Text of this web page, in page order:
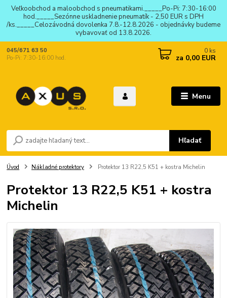
Veľkoobchod a maloobchod s pneumatikami._____Po-Pi: 7:30-16:00
hod._____Sezónne uskladnenie pneumatík - 2,50 EUR s DPH
/ks._____Celozávodná dovolenka 7.8.-12.8.2026 - objednávky budeme
vybavovať od 13.8.2026.
Menu
Hľadať
045/671 63 50
Po-Pi: 7:30-16:00 hod.
0 ks
za 0,00 EUR
Úvod Nákladné protektory Protektor 13 R22,5 K51 + kostra Michelin
Protektor 13 R22,5 K51 + kostra
Michelin